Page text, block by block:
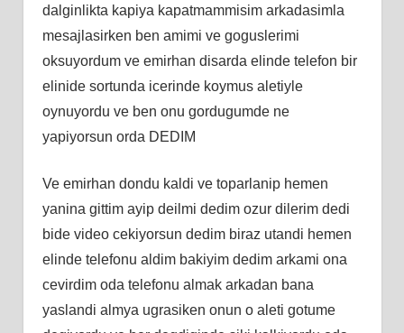
dalginlikta kapiya kapatmammisim arkadasimla
mesajlasirken ben amimi ve goguslerimi
oksuyordum ve emirhan disarda elinde telefon bir
elinide sortunda icerinde koymus aletiyle
oynuyordu ve ben onu gordugumde ne
yapiyorsun orda DEDIM
Ve emirhan dondu kaldi ve toparlanip hemen
yanina gittim ayip deilmi dedim ozur dilerim dedi
bide video cekiyorsun dedim biraz utandi hemen
elinde telefonu aldim bakiyim dedim arkami ona
cevirdim oda telefonu almak arkadan bana
yaslandi almya ugrasiken onun o aleti gotume